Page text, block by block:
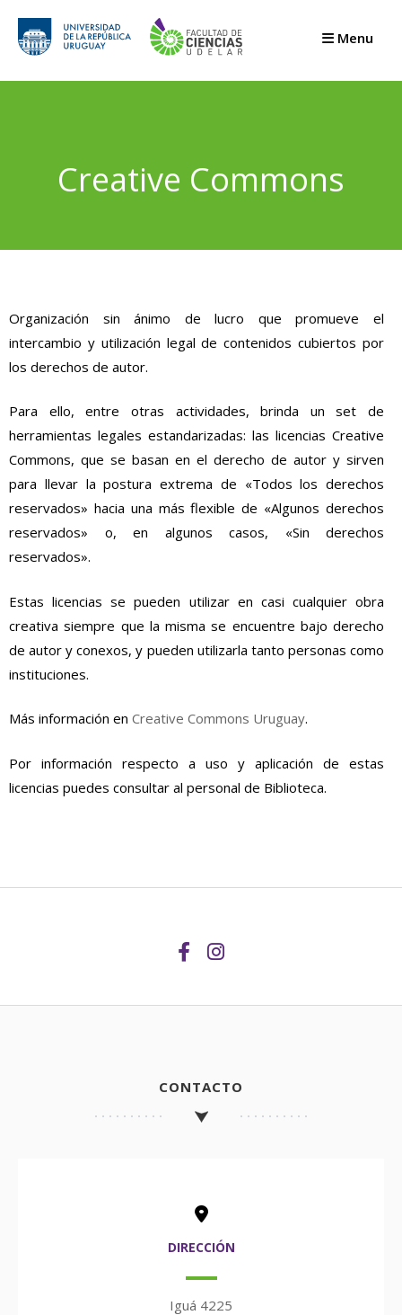
Menu
Creative Commons
Organización sin ánimo de lucro que promueve el
intercambio y utilización legal de contenidos cubiertos por
los derechos de autor.
Para ello, entre otras actividades, brinda un set de
herramientas legales estandarizadas: las licencias Creative
Commons, que se basan en el derecho de autor y sirven
para llevar la postura extrema de «Todos los derechos
reservados» hacia una más flexible de «Algunos derechos
reservados» o, en algunos casos, «Sin derechos
reservados».
Estas licencias se pueden utilizar en casi cualquier obra
creativa siempre que la misma se encuentre bajo derecho
de autor y conexos, y pueden utilizarla tanto personas como
instituciones.
Más información en Creative Commons Uruguay.
Por información respecto a uso y aplicación de estas
licencias puedes consultar al personal de Biblioteca.
CONTACTO
DIRECCIÓN
Iguá 4225